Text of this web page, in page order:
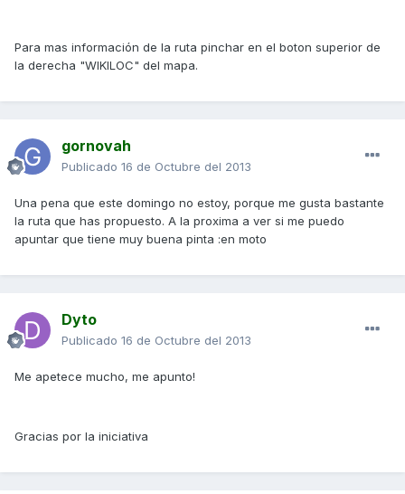
Para mas información de la ruta pinchar en el boton superior de
la derecha "WIKILOC" del mapa.
gornovah
Publicado 16 de Octubre del 2013
Una pena que este domingo no estoy, porque me gusta bastante
la ruta que has propuesto. A la proxima a ver si me puedo
apuntar que tiene muy buena pinta :en moto
Dyto
Publicado 16 de Octubre del 2013
Me apetece mucho, me apunto!
Gracias por la iniciativa